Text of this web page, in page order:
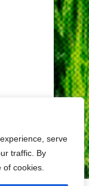
serve
traffic. By
cookies.